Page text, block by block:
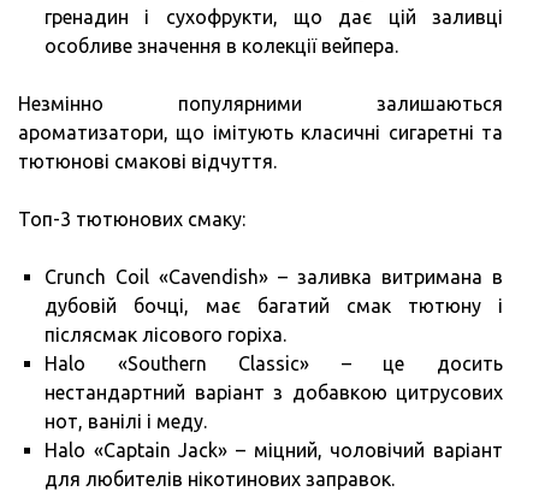
гренадин і сухофрукти, що дає цій заливці
особливе значення в колекції вейпера.
Незмінно популярними залишаються
ароматизатори, що імітують класичні сигаретні та
тютюнові смакові відчуття.
Топ-3 тютюнових смаку:
Crunch Coil «Cavendish» – заливка витримана в
дубовій бочці, має багатий смак тютюну і
післясмак лісового горіха.
Halo «Southern Classic» – це досить
нестандартний варіант з добавкою цитрусових
нот, ванілі і меду.
Halo «Captain Jack» – міцний, чоловічий варіант
для любителів нікотинових заправок.